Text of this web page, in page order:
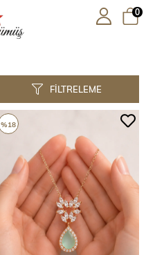
0
FILTRELEME
%18